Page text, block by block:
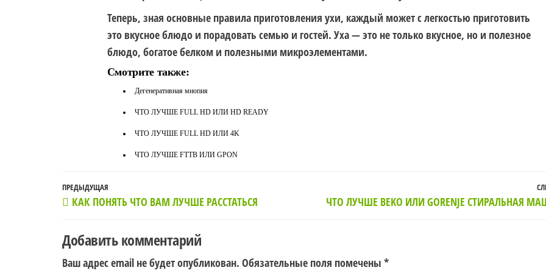
Теперь, зная основные правила приготовления ухи, каждый может с легкостью приготовить
это вкусное блюдо и порадовать семью и гостей. Уха — это не только вкусное, но и полезное
блюдо, богатое белком и полезными микроэлементами.
Смотрите также:
Дегенеративная миопия
ЧТО ЛУЧШЕ FULL HD ИЛИ HD READY
ЧТО ЛУЧШЕ FULL HD ИЛИ 4K
ЧТО ЛУЧШЕ FTTB ИЛИ GPON
Навигация
по
записям
Предыдущая
запись
ПРЕДЫДУЩАЯ
КАК ПОНЯТЬ ЧТО ВАМ ЛУЧШЕ РАССТАТЬСЯ ЧТО ЛУЧШЕ BEKO ИЛИ GORENJE СТИРАЛЬНАЯ
Добавить комментарий
Ваш адрес email не будет опубликован. Обязательные поля помечены *